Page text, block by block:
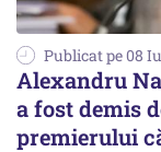
Publicat pe 08
Alexandru
a fost demis
premierului